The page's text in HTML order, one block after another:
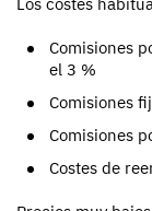
Comisiones
el 3 %
Comisiones
Comisiones
Costes de